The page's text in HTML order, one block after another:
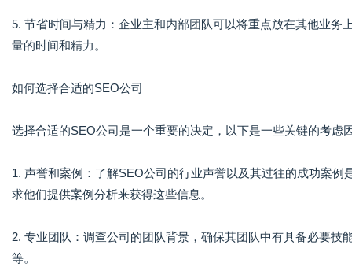
5. 节省时间与精力：企业主和内部团队可以将重点放在其他业
量的时间和精力。
如何选择合适的SEO公司
选择合适的SEO公司是一个重要的决定，以下是一些关键的考虑
1. 声誉和案例：了解SEO公司的行业声誉以及其过往的成功案
求他们提供案例分析来获得这些信息。
2. 专业团队：调查公司的团队背景，确保其团队中有具备必要
等。